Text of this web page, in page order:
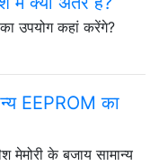
उपयोग कहां करेंगे?
EEPROM का
मेमोरी के बजाय सामान्य